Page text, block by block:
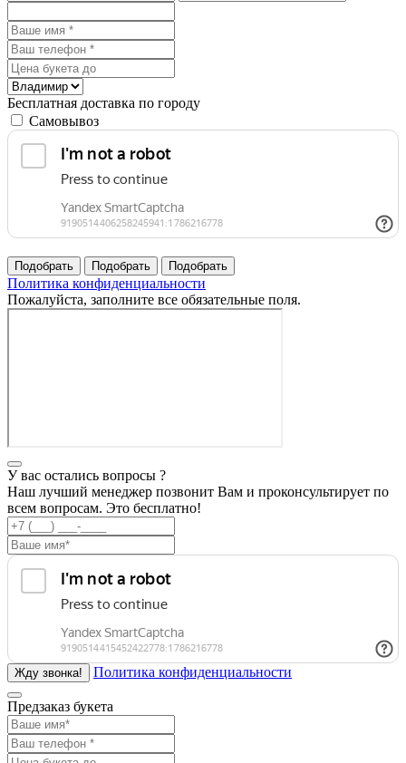
Бесплатная доставка по городу
Самовывоз
Политика конфиденциальности
Пожалуйста, заполните все обязательные поля.
У вас остались вопросы ?
Наш лучший менеджер позвонит Вам и проконсультирует по
всем вопросам. Это бесплатно!
Политика конфиденциальности
Предзаказ букета